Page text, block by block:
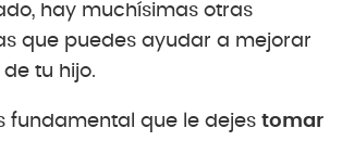
hay muchísimas otras
que puedes ayudar a mejorar
tu hijo.
fundamental que le dejes tomar